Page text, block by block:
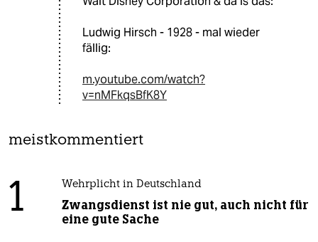
Ludwig Hirsch - 1928 - mal wieder
fällig:
m.youtube.com/watch?
v=nMFkqsBfK8Y
meistkommentiert
1 Wehrplicht in Deutschland
Zwangsdienst ist nie gut, auch nicht für
eine gute Sache